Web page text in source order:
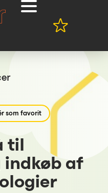
som favorit
til
af